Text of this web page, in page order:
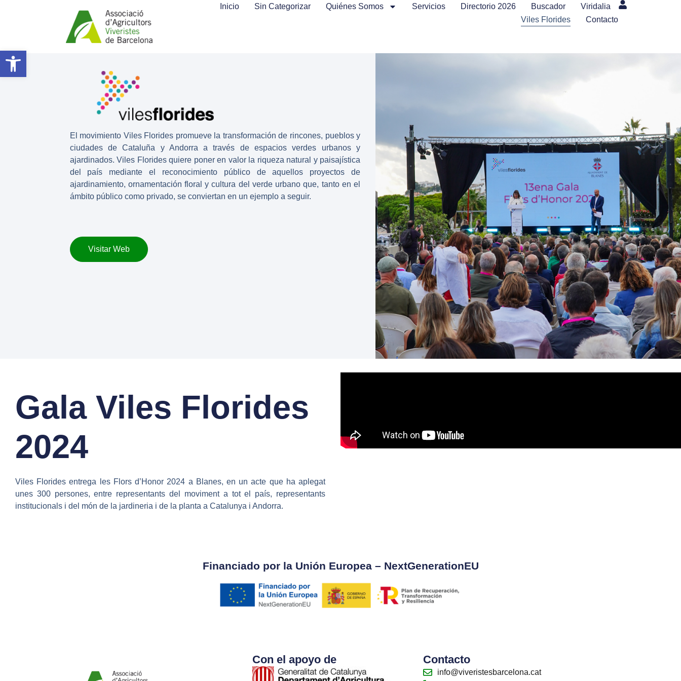
Abrir barra de herramientas
Inicio Sin Categorizar Quiénes Somos Servicios Directorio 2026 Buscador
Viridalia
Viles Florides
Contacto
El movimiento Viles Florides promueve la transformación de rincones, pueblos y
ciudades de Cataluña y Andorra a través de espacios verdes urbanos y
ajardinados. Viles Florides quiere poner en valor la riqueza natural y paisajística
del país mediante el reconocimiento público de aquellos proyectos de
ajardinamiento, ornamentación floral y cultura del verde urbano que, tanto en el
ámbito público como privado, se conviertan en un ejemplo a seguir.
Visitar Web
Gala Viles Florides
2024
Viles Florides entrega les Flors d’Honor 2024 a Blanes, en un acte que ha aplegat
unes 300 persones, entre representants del moviment a tot el país, representants
institucionals i del món de la jardineria i de la planta a Catalunya i Andorra.
Financiado por la Unión Europea – NextGenerationEU
Con el apoyo de Contacto
info@viveristesbarcelona.cat